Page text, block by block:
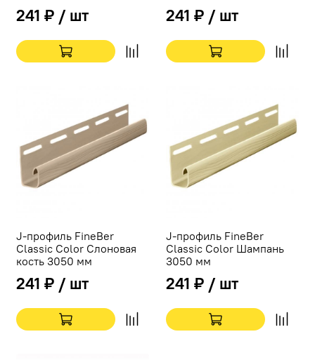
241 ₽ / шт 241 ₽ / шт
J-профиль FineBer
Classic Color Слоновая
кость 3050 мм
241 ₽ / шт
J-профиль FineBer
Classic Color Шампань
3050 мм
241 ₽ / шт